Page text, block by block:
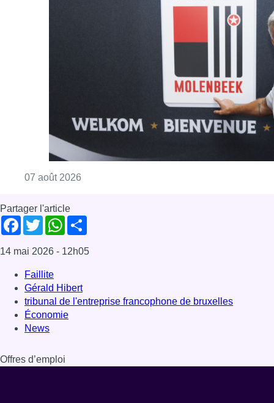
07 août 2026
Partager l'article
Facebook
TwitterWhatsApp
14 mai 2026 - 12h05
Faillite
Gérald Hibert
tribunal de l'entreprise francophone de bruxelles
Économie
News
Offres d’emploi